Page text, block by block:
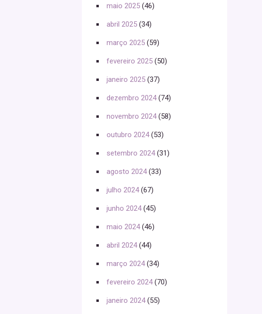
maio 2025 (46)
abril 2025 (34)
março 2025 (59)
fevereiro 2025 (50)
janeiro 2025 (37)
dezembro 2024(74)
novembro 2024(58)
outubro 2024(53)
setembro 2024(31)
agosto 2024(33)
julho 2024(67)
junho 2024(45)
maio 2024(46)
abril 2024(44)
março 2024(34)
fevereiro 2024(70)
janeiro 2024(55)